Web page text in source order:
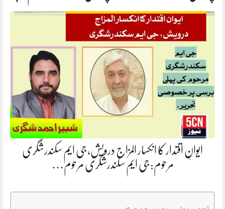
ایوانِ اقتدار کا انکسار المزاج درویش، جی ایم سکندرشگری
مرحوم: جی ایم سکندرشگری مرحوم…